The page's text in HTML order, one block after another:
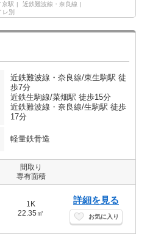
京駅
近鉄難波線・奈良線
レ別
近鉄難波線・奈良線/東生駒駅 徒
歩7分
近鉄生駒線/菜畑駅 徒歩15分
近鉄難波線・奈良線/生駒駅 徒歩
17分
軽量鉄骨造
間取り
専有面積
1K
22.35㎡
詳細を見る
お気に入り